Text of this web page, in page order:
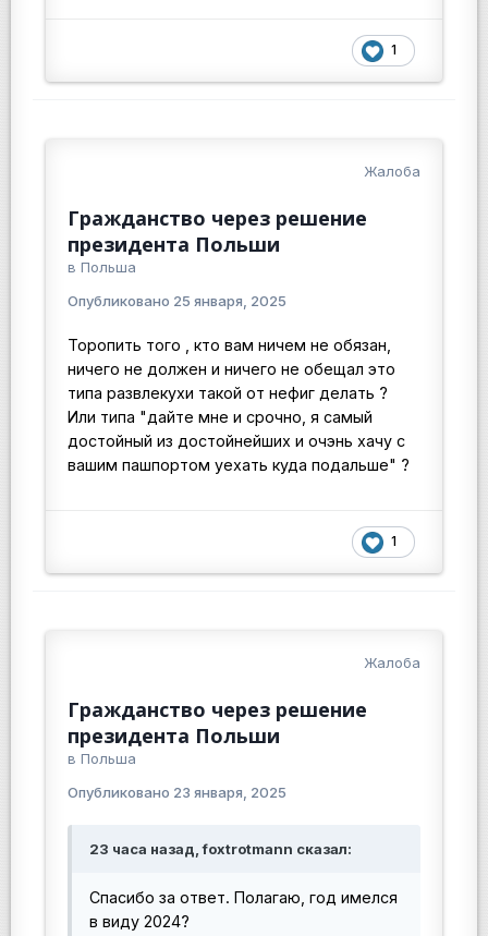
1
Жалоба
Гражданство через решение
президента Польши
в Польша
Опубликовано 25 января, 2025
Торопить того , кто вам ничем не обязан,
ничего не должен и ничего не обещал это
типа развлекухи такой от нефиг делать ?
Или типа "дайте мне и срочно, я самый
достойный из достойнейших и очэнь хачу с
вашим пашпортом уехать куда подальше" ?
1
Жалоба
Гражданство через решение
президента Польши
в Польша
Опубликовано 23 января, 2025
23 часа назад, foxtrotmann сказал:
Спасибо за ответ. Полагаю, год имелся
в виду 2024?